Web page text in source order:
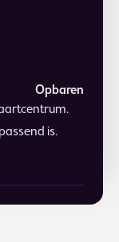
Opbaren
is.